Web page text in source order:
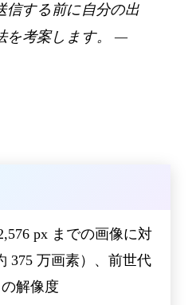
信する前に自分の出
を考案します。
—
px までの画像に対
375 万画素）、前世代
解像度